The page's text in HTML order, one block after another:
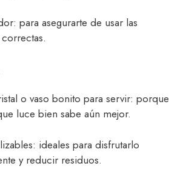
para asegurarte de usar las
o vaso bonito para servir: porque
luce bien sabe aún mejor.
ideales para disfrutarlo
y reducir residuos.